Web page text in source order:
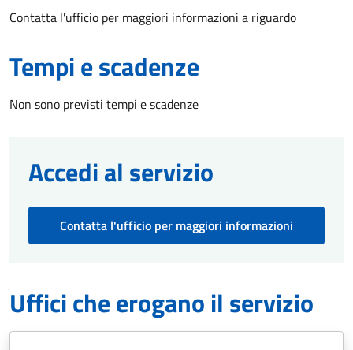
Contatta l'ufficio per maggiori informazioni a riguardo
Tempi e scadenze
Non sono previsti tempi e scadenze
Accedi al servizio
Contatta l'ufficio per maggiori informazioni
Uffici che erogano il servizio